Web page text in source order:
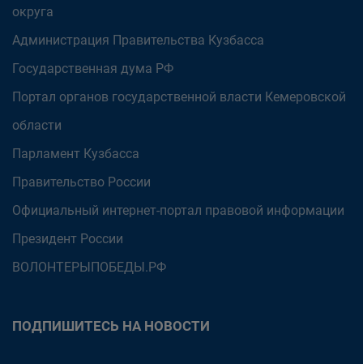
округа
Администрация Правительства Кузбасса
Государственная дума РФ
Портал органов государственной власти Кемеровской
области
Парламент Кузбасса
Правительство России
Официальный интернет-портал правовой информации
Президент России
ВОЛОНТЕРЫПОБЕДЫ.РФ
ПОДПИШИТЕСЬ НА НОВОСТИ